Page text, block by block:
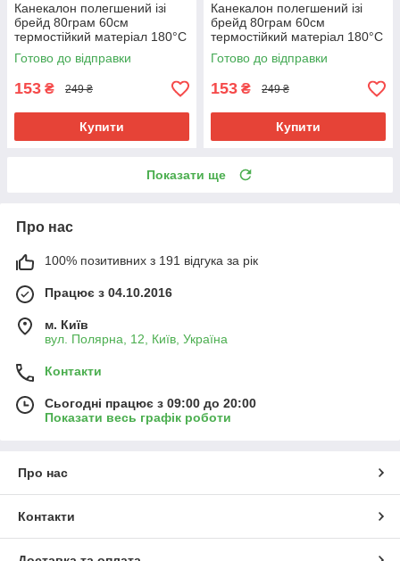
Канекалон полегшений ізі
брейд 80грам 60см
термостійкий матеріал 180°C
EZ-7 хвіст омбре Easy Braid
Готово до відправки
153 ₴ 249 ₴
Купити
Канекалон полегшений ізі
брейд 80грам 60см
термостійкий матеріал 180°C
EZ-8 хвіст омбре Easy Braid
Готово до відправки
153 ₴ 249 ₴
Купити
Показати ще
Про нас
100% позитивних з 191 відгука за рік
Працює з 04.10.2016
м. Київ
вул. Полярна, 12, Київ, Україна
Контакти
Сьогодні працює з 09:00 до 20:00
Показати весь графік роботи
Про нас
Контакти